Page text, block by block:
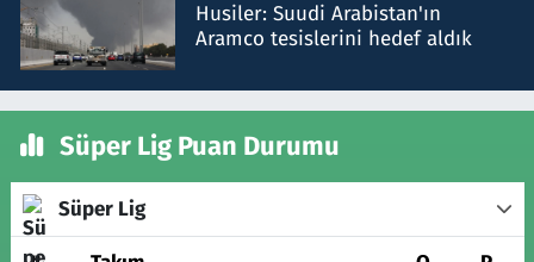
Husiler: Suudi Arabistan'ın
Aramco tesislerini hedef aldık
Süper Lig Puan Durumu
Süper Lig